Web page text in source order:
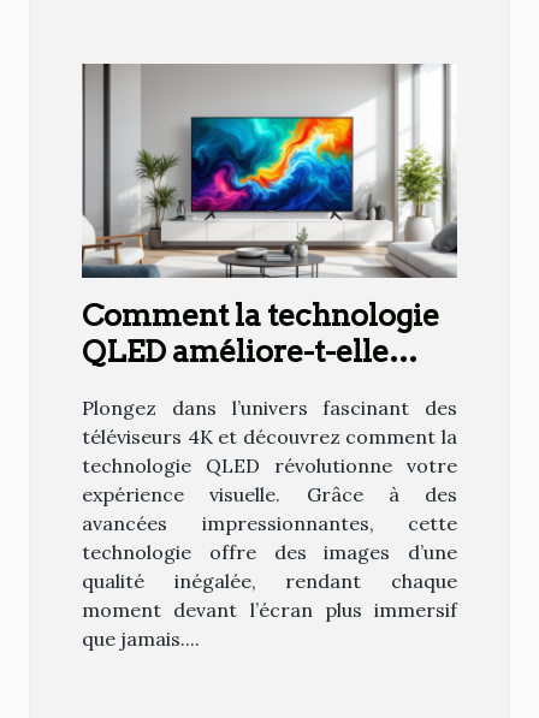
Comment la technologie
QLED améliore-t-elle
téléviseurs 4K ?
Plongez dans l’univers fascinant des
téléviseurs 4K et découvrez comment la
technologie QLED révolutionne votre
expérience visuelle. Grâce à des
avancées impressionnantes, cette
technologie offre des images d’une
qualité inégalée, rendant chaque
moment devant l’écran plus immersif
que jamais....